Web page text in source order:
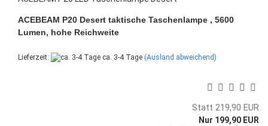
ACEBEAM P20 Desert taktische Taschenlampe , 5600
Lumen, hohe Reichweite
Lieferzeit: ca. 3-4 Tage (Ausland abweichend)
Statt 219,90 EUR
Nur 199,90 EUR